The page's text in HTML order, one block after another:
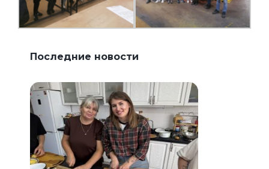
Последние новости